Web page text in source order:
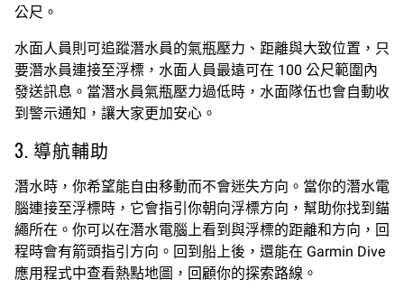
公尺。
水面人員則可追蹤潛水員的氣瓶壓力、距離與大致位置，只
要潛水員連接至浮標，水面人員最遠可在 100 公尺範圍內
發送訊息。當潛水員氣瓶壓力過低時，水面隊伍也會自動收
到警示通知，讓大家更加安心。
3. 導航輔助
潛水時，你希望能自由移動而不會迷失方向。當你的潛水電
腦連接至浮標時，它會指引你朝向浮標方向，幫助你找到錨
繩所在。你可以在潛水電腦上看到與浮標的距離和方向，回
程時會有箭頭指引方向。回到船上後，還能在 Garmin Dive
應用程式中查看熱點地圖，回顧你的探索路線。